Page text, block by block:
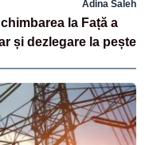
Adina Saleh
la Față a
și dezlegare la pește